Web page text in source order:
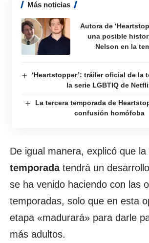
Más noticias
Autora de
una posible
Nelson en la
‘Heartstopper’: tráiler oficial de la
la serie LGBTIQ de
La tercera temporada de
confusión homófoba
De igual manera, explicó que la
temporadatendrá un
se ha venido haciendo con las
temporadas, solo que en esta
etapa «madurará» para darle
más adultos.